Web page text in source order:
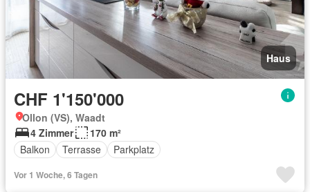
Haus
CHF 1'150'000
Ollon (VS), Waadt
4 Zimmer
170 m²
Balkon
Terrasse Parkplatz
Vor 1 Woche, 6 Tagen